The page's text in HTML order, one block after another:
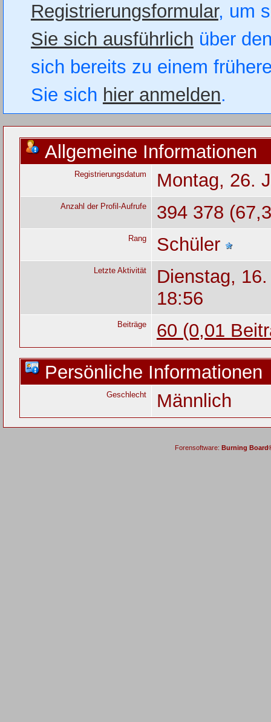
Registrierungsformular, um
Sie sich ausführlich über
sich bereits zu einem
Sie sich hier anmelden.
Allgemeine Informationen
Registrierungsdatum Montag, 26.
Anzahl der Profil-Aufrufe 394 378
Rang Schüler
Letzte Aktivität
Dienstag,
18:56
Beiträge
60 (0,01
Persönliche Informationen
Geschlecht Männlich
Forensoftware: Burning